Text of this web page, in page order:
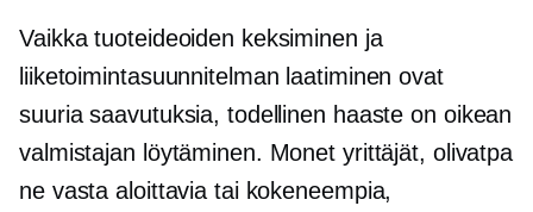
Vaikka tuoteideoiden keksiminen ja
liiketoimintasuunnitelman laatiminen ovat
suuria saavutuksia, todellinen haaste on oikean
valmistajan löytäminen. Monet yrittäjät, olivatpa
ne vasta aloittavia tai kokeneempia,